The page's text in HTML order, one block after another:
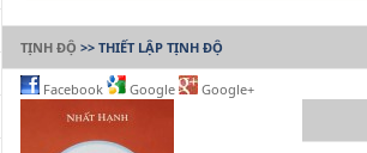
TỊNH ĐỘ >> THIẾT LẬP TỊNH ĐỘ
Facebook Google
Google+